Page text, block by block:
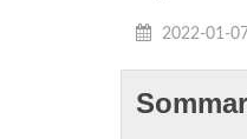
2022-01-